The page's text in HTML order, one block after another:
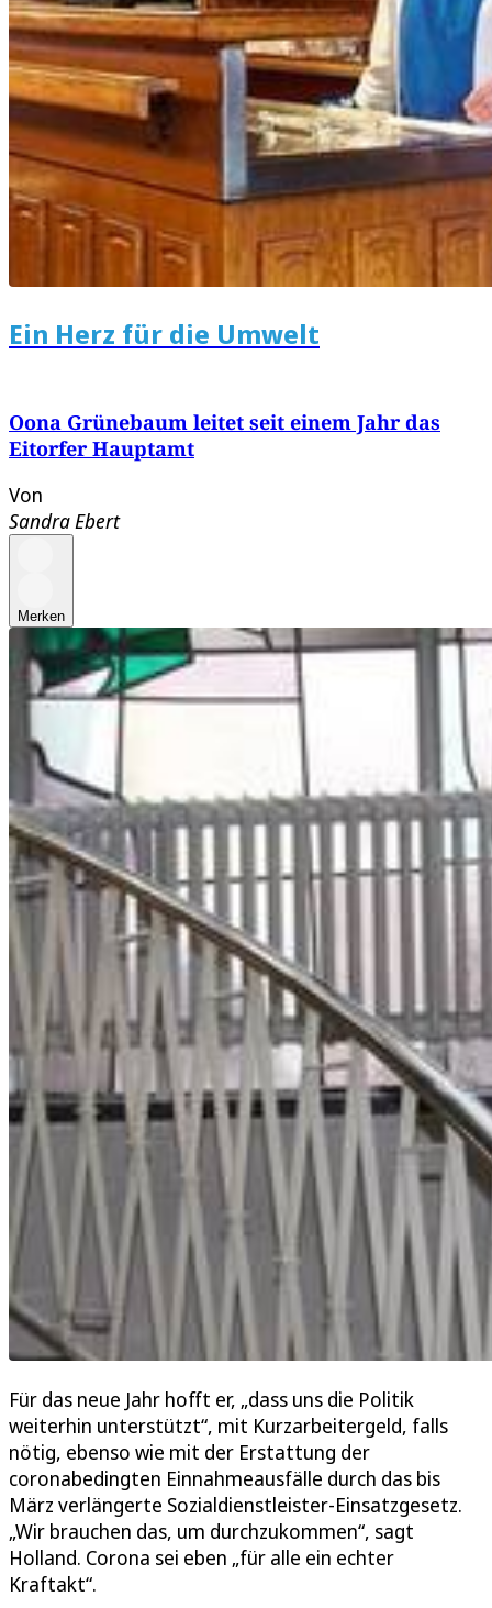
Ein Herz für die Umwelt
Oona Grünebaum leitet seit einem Jahr das
Eitorfer Hauptamt
Von
Sandra Ebert
Merken
Für das neue Jahr hofft er, „dass uns die Politik
weiterhin unterstützt“, mit Kurzarbeitergeld, falls
nötig, ebenso wie mit der Erstattung der
coronabedingten Einnahmeausfälle durch das bis
März verlängerte Sozialdienstleister-Einsatzgesetz.
„Wir brauchen das, um durchzukommen“, sagt
Holland. Corona sei eben „für alle ein echter
Kraftakt“.